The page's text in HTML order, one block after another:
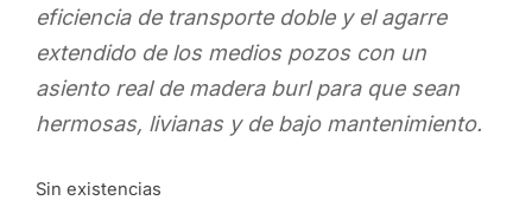
eficiencia de transporte doble y el agarre
extendido de los medios pozos con un
asiento real de madera burl para que sean
hermosas, livianas y de bajo mantenimiento.
Sin existencias